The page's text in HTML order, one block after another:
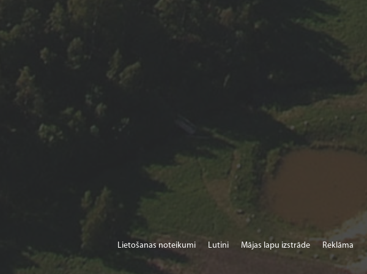
Lietošanas noteikumi Lutini Mājas lapu izstrāde Reklāma